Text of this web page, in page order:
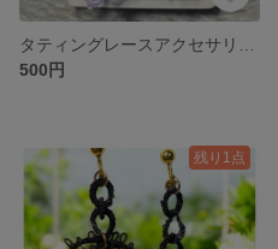
500円
残り1点